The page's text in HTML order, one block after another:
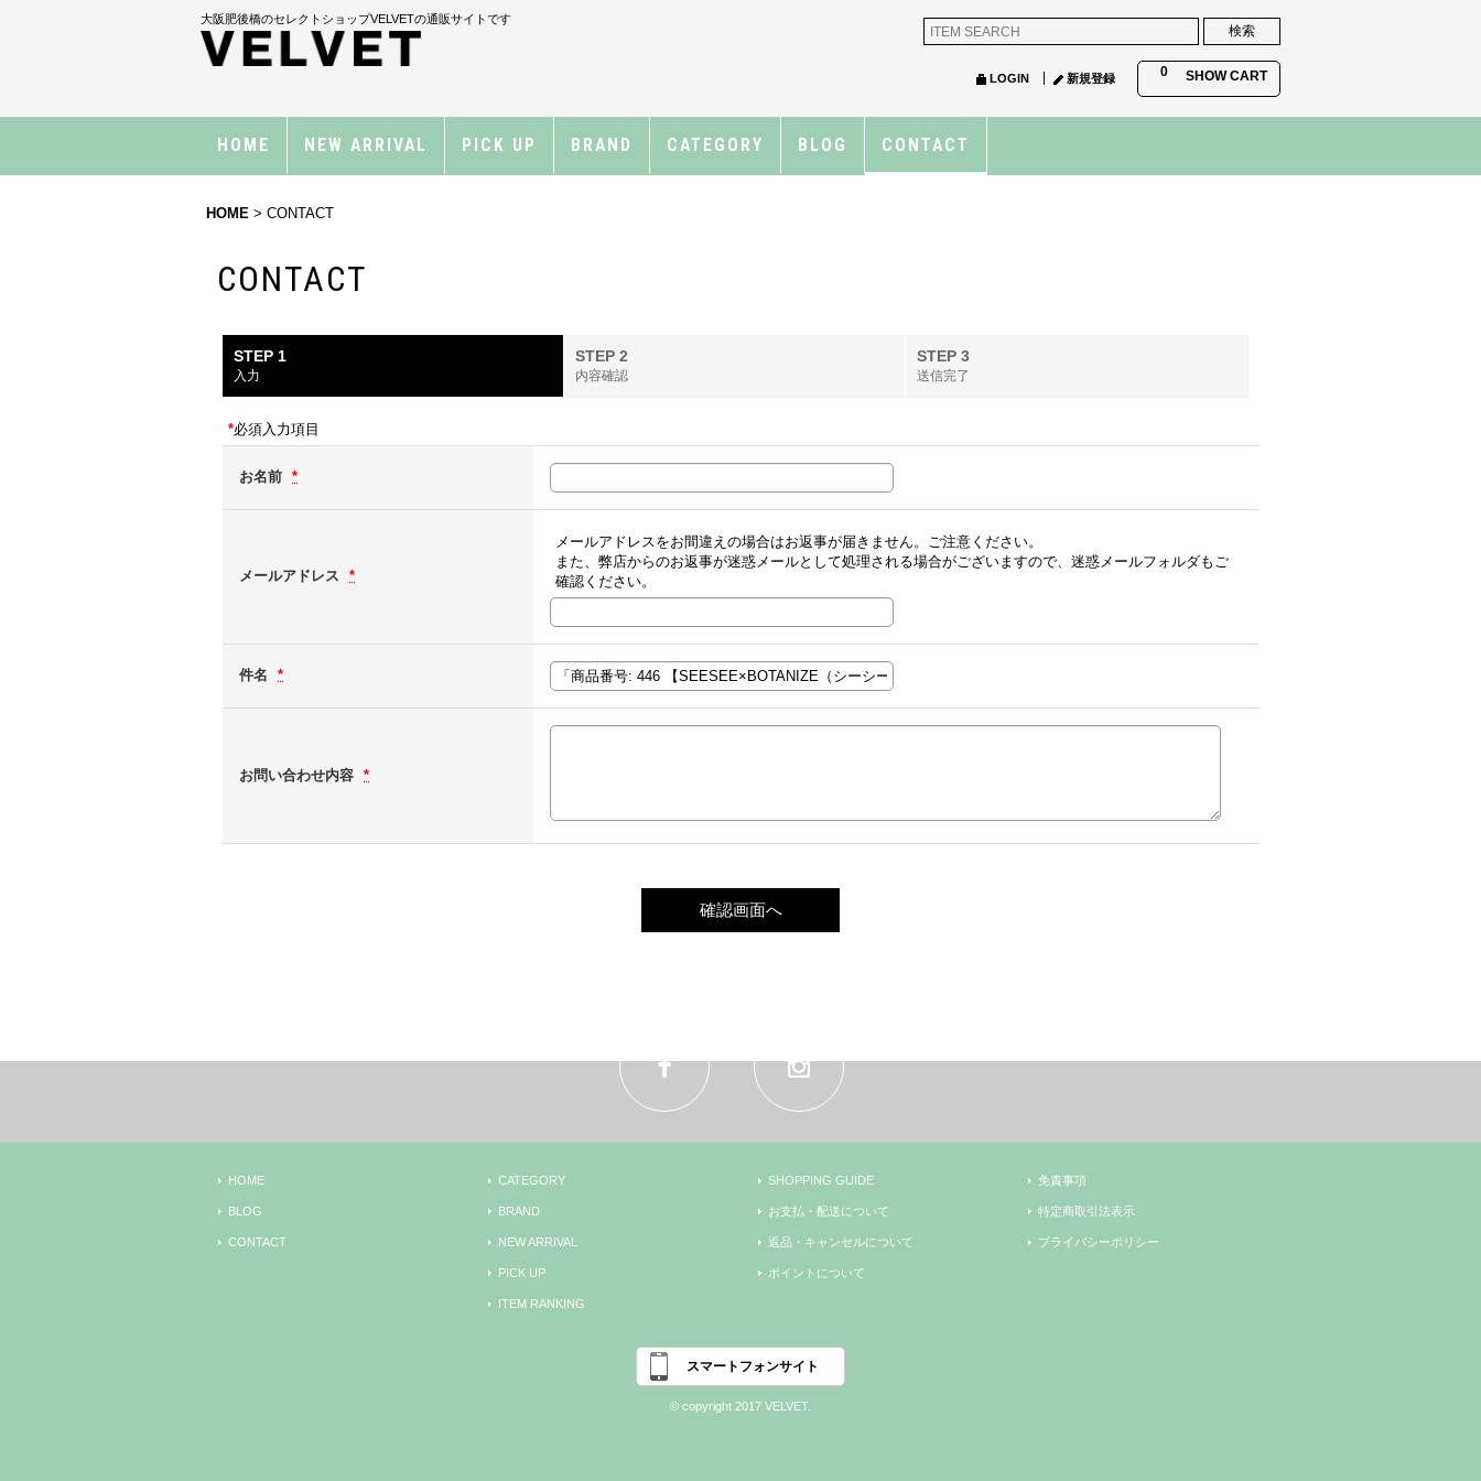
大阪肥後橋のセレクトショップVELVETの通販サイトです
0 SHOW CART
LOGIN 新規登録
HOME NEW ARRIVAL PICK UP BRAND CATEGORY BLOG CONTACT
HOME > CONTACT
CONTACT
STEP 1
入力
STEP 2
内容確認
STEP 3
送信完了
*必須入力項目
お名前 *
メールアドレス *
メールアドレスをお間違えの場合はお返事が届きません。ご注意ください。
また、弊店からのお返事が迷惑メールとして処理される場合がございますので、迷惑メールフォルダもご
確認ください。
件名 *
お問い合わせ内容 *
HOME
BLOG
CONTACT
CATEGORY
BRAND
NEW ARRIVAL
PICK UP
ITEM RANKING
SHOPPING GUIDE
お支払・配送について
返品・キャンセルについて
ポイントについて
免責事項
特定商取引法表示
プライバシーポリシー
スマートフォンサイト
© copyright 2017 VELVET.